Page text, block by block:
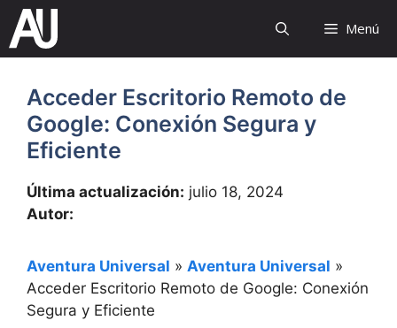
Saltar
contenido
Menú
Acceder Escritorio Remoto de
Google: Conexión Segura y
Eficiente
Última actualización: julio 18, 2024
Autor:
Aventura Universal » Aventura Universal »
Acceder Escritorio Remoto de Google: Conexión
Segura y Eficiente